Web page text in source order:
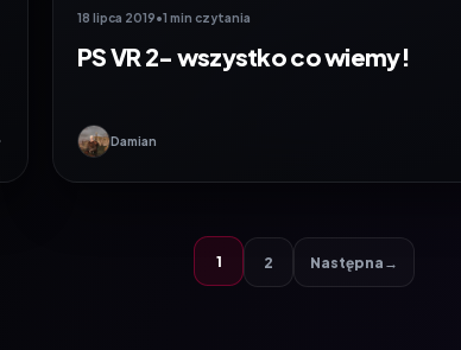
18 lipca 2019•1 min czytania
PS VR 2- wszystko co wiemy!
Damian
1 2 Następna →